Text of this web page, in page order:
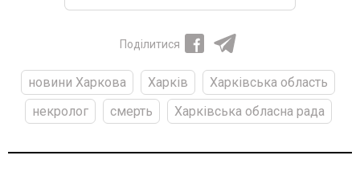
Поділитися
новини Харкова Харків
Харківська область
некролог
смерть Харківська обласна рада